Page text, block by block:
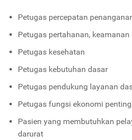
Petugas percepatan
Petugas pertahanan,
Petugas kesehatan
Petugas kebutuhan dasar
Petugas pendukung layanan
Petugas fungsi ekonomi penting
Pasien yang membutuhkan
darurat